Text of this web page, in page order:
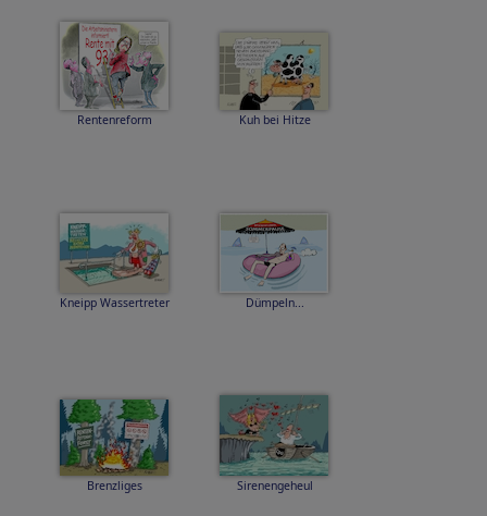
Rentenreform Kuh bei Hitze
Kneipp Wassertreter Dümpeln...
Brenzliges Sirenengeheul